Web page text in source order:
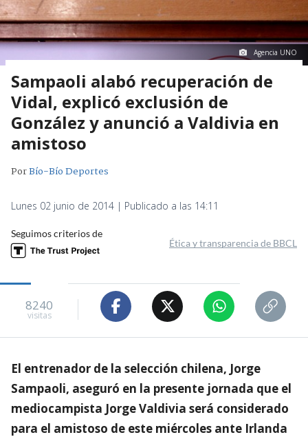
Agencia UNO
Sampaoli alabó recuperación de
Vidal, explicó exclusión de
González y anunció a Valdivia en
amistoso
PorBío-Bío Deportes
Lunes 02 junio de 2014 | Publicado a las 14:11
Seguimos criterios de
Ética y transparencia de BBCL
8240
visitas
El entrenador de la selección chilena, Jorge
Sampaoli, aseguró en la presente jornada que el
mediocampista Jorge Valdivia será considerado
para el amistoso de este miércoles ante Irlanda